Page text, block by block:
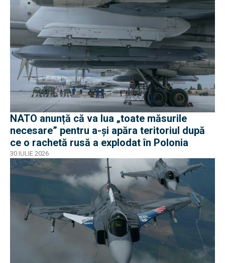
NATO anunță că va lua „toate măsurile
necesare” pentru a-și apăra teritoriul după
ce o rachetă rusă a explodat în Polonia
30 IULIE 2026